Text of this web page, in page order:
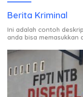
Berita Kriminal
Ini adalah contoh
anda bisa memasukkan